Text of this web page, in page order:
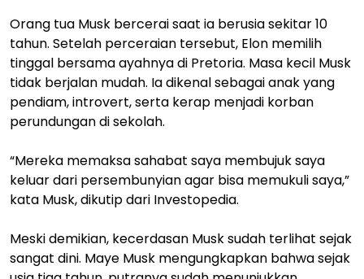
Orang tua Musk bercerai saat ia berusia sekitar 10
tahun. Setelah perceraian tersebut, Elon memilih
tinggal bersama ayahnya di Pretoria. Masa kecil Musk
tidak berjalan mudah. Ia dikenal sebagai anak yang
pendiam, introvert, serta kerap menjadi korban
perundungan di sekolah.
“Mereka memaksa sahabat saya membujuk saya
keluar dari persembunyian agar bisa memukuli saya,”
kata Musk, dikutip dari Investopedia.
Meski demikian, kecerdasan Musk sudah terlihat sejak
sangat dini. Maye Musk mengungkapkan bahwa sejak